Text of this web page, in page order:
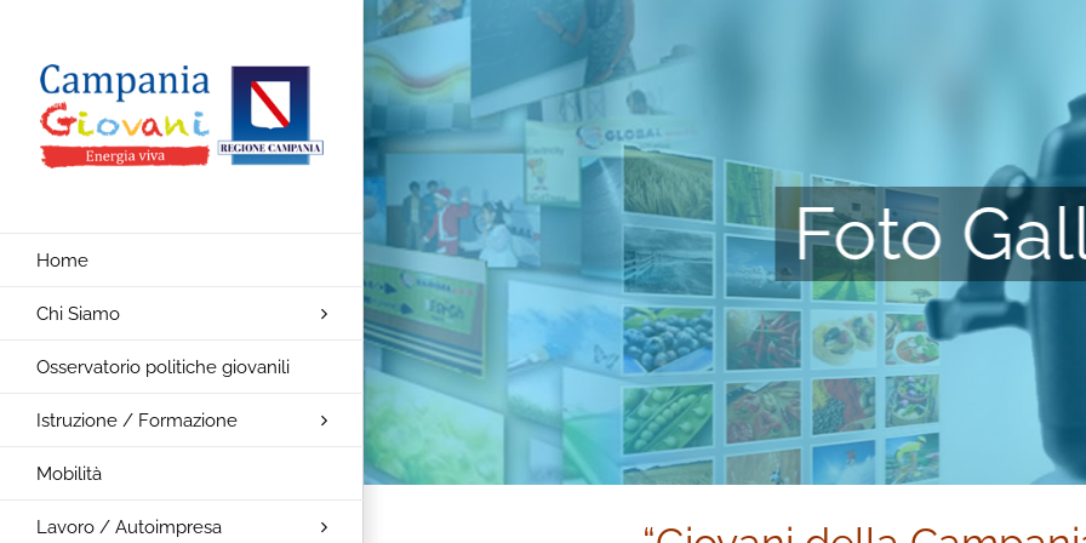
contenuto
Home
Chi Siamo
Osservatorio politiche giovanili
Istruzione / Formazione
Mobilità
Lavoro / Autoimpresa
Foto